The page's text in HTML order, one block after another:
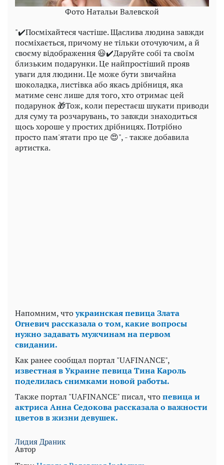
Фото Натальи Валевской
"✔️Посміхайтеся частіше. Щаслива людина завжди
посміхається, причому не тільки оточуючим, а й
своєму відображення 😃✔️Даруйте собі та своїм
близьким подарунки. Це найпростіший прояв
уваги для людини. Це може бути звичайна
шоколадка, листівка або якась дрібниця, яка
матиме сенс лише для того, хто отримає цей
подарунок 🎁Тож, коли перестаєш шукати приводи
для суму та розчарувань, то завжди знаходиться
щось хороше у простих дрібницях. Потрібно
просто пам'ятати про це 😍", - также добавила
артистка.
Напомним, чтоукраинская певица Злата
Огневич рассказала о том, какие вопросы
нужно задавать мужчинам на первом
свидании.
Как ранее сообщал портал "UAFINANCE",
известная в Украине певица Тина Кароль
поделилась снимками новой работы.
Также портал "UAFINANCE" писал, чтопевица и
актриса Анна Седокова рассказала о важности
цветов в жизни девушек.
Лидия Драник
Автор